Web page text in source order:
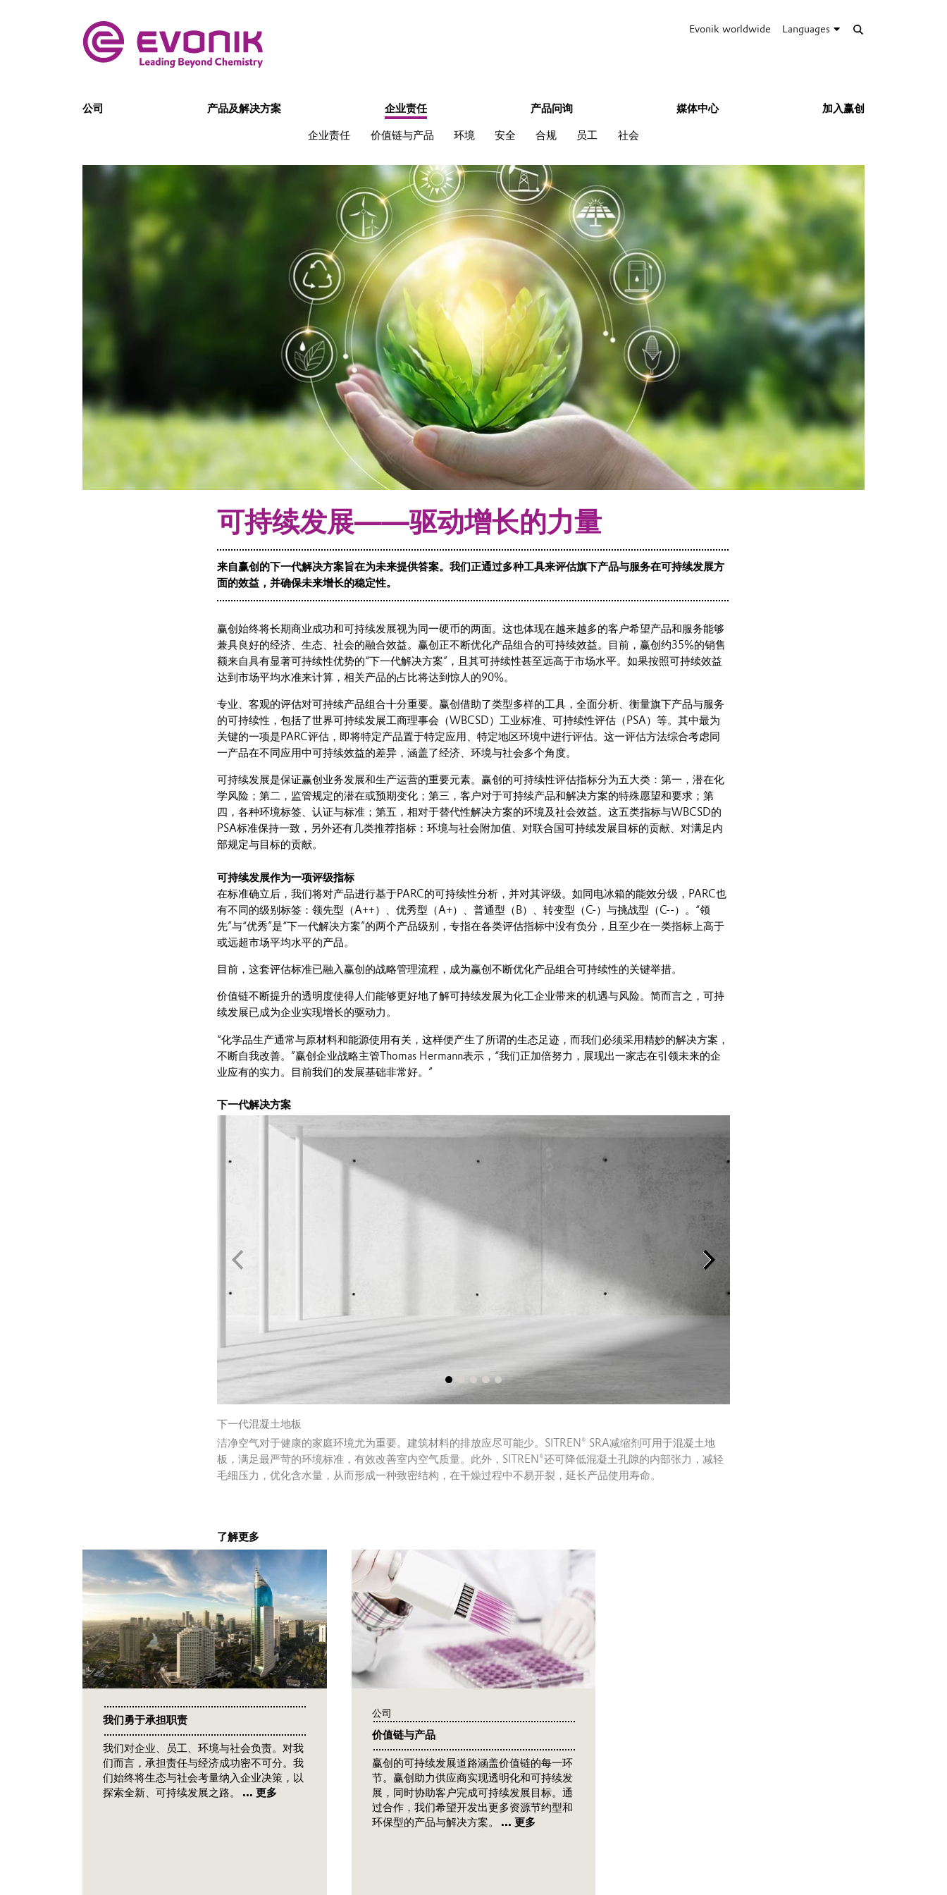
Evonik worldwide Languages
公司 产品及解决方案 企业责任 产品问询 媒体中心 加入赢创
企业责任 价值链与产品 环境 安全 合规 员工 社会
可持续发展——驱动增长的力量
来自赢创的下一代解决方案旨在为未来提供答案。我们正通过多种工具来评估旗下产品与服务在可持续发展方
面的效益，并确保未来增长的稳定性。
赢创始终将长期商业成功和可持续发展视为同一硬币的两面。这也体现在越来越多的客户希望产品和服务能够
兼具良好的经济、生态、社会的融合效益。赢创正不断优化产品组合的可持续效益。目前，赢创约35%的销售
额来自具有显著可持续性优势的“下一代解决方案”，且其可持续性甚至远高于市场水平。如果按照可持续效益
达到市场平均水准来计算，相关产品的占比将达到惊人的90%。
专业、客观的评估对可持续产品组合十分重要。赢创借助了类型多样的工具，全面分析、衡量旗下产品与服务
的可持续性，包括了世界可持续发展工商理事会（WBCSD）工业标准、可持续性评估（PSA）等。其中最为
关键的一项是PARC评估，即将特定产品置于特定应用、特定地区环境中进行评估。这一评估方法综合考虑同
一产品在不同应用中可持续效益的差异，涵盖了经济、环境与社会多个角度。
可持续发展是保证赢创业务发展和生产运营的重要元素。赢创的可持续性评估指标分为五大类：第一，潜在化
学风险；第二，监管规定的潜在或预期变化；第三，客户对于可持续产品和解决方案的特殊愿望和要求；第
四，各种环境标签、认证与标准；第五，相对于替代性解决方案的环境及社会效益。这五类指标与WBCSD的
PSA标准保持一致，另外还有几类推荐指标：环境与社会附加值、对联合国可持续发展目标的贡献、对满足内
部规定与目标的贡献。
可持续发展作为一项评级指标
在标准确立后，我们将对产品进行基于PARC的可持续性分析，并对其评级。如同电冰箱的能效分级，PARC也
有不同的级别标签：领先型（A++）、优秀型（A+）、普通型（B）、转变型（C-）与挑战型（C--）。“领
先”与“优秀”是“下一代解决方案”的两个产品级别，专指在各类评估指标中没有负分，且至少在一类指标上高于
或远超市场平均水平的产品。
目前，这套评估标准已融入赢创的战略管理流程，成为赢创不断优化产品组合可持续性的关键举措。
价值链不断提升的透明度使得人们能够更好地了解可持续发展为化工企业带来的机遇与风险。简而言之，可持
续发展已成为企业实现增长的驱动力。
“化学品生产通常与原材料和能源使用有关，这样便产生了所谓的生态足迹，而我们必须采用精妙的解决方案，
不断自我改善。”赢创企业战略主管Thomas Hermann表示，“我们正加倍努力，展现出一家志在引领未来的企
业应有的实力。目前我们的发展基础非常好。”
下一代解决方案
下一代混凝土地板
洁净空气对于健康的家庭环境尤为重要。建筑材料的排放应尽可能少。SITREN® SRA减缩剂可用于混凝土地
板，满足最严苛的环境标准，有效改善室内空气质量。此外，SITREN®还可降低混凝土孔隙的内部张力，减轻
毛细压力，优化含水量，从而形成一种致密结构，在干燥过程中不易开裂，延长产品使用寿命。
了解更多
我们勇于承担职责
我们对企业、员工、环境与社会负责。对我
们而言，承担责任与经济成功密不可分。我
们始终将生态与社会考量纳入企业决策，以
探索全新、可持续发展之路。
... 更多
公司
价值链与产品
赢创的可持续发展道路涵盖价值链的每一环
节。赢创助力供应商实现透明化和可持续发
展，同时协助客户完成可持续发展目标。通
过合作，我们希望开发出更多资源节约型和
环保型的产品与解决方案。
... 更多